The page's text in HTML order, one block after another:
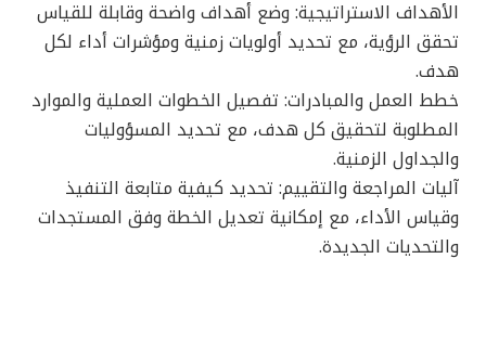
الأهداف الاستراتيجية: وضع أهداف واضحة وقابلة للقياس
تحقق الرؤية، مع تحديد أولويات زمنية ومؤشرات أداء لكل
هدف.
خطط العمل والمبادرات: تفصيل الخطوات العملية والموارد
المطلوبة لتحقيق كل هدف، مع تحديد المسؤوليات
والجداول الزمنية.
آليات المراجعة والتقييم: تحديد كيفية متابعة التنفيذ
وقياس الأداء، مع إمكانية تعديل الخطة وفق المستجدات
والتحديات الجديدة.